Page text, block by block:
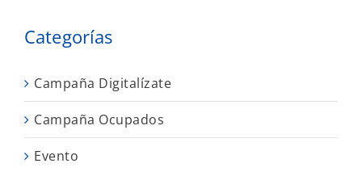
Categorías
Campaña Digitalízate
Campaña Ocupados
Evento